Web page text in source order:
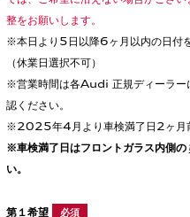
整をお願いします。
※本日より5日以降6ヶ月以内の日付を
（休業日選択不可）
※営業時間は各Audi 正規ディーラー
認ください。
※2025年4月より車検満了日2ヶ月前
※車検満了日はフロントガラス内側の
い。
第１希望 必須